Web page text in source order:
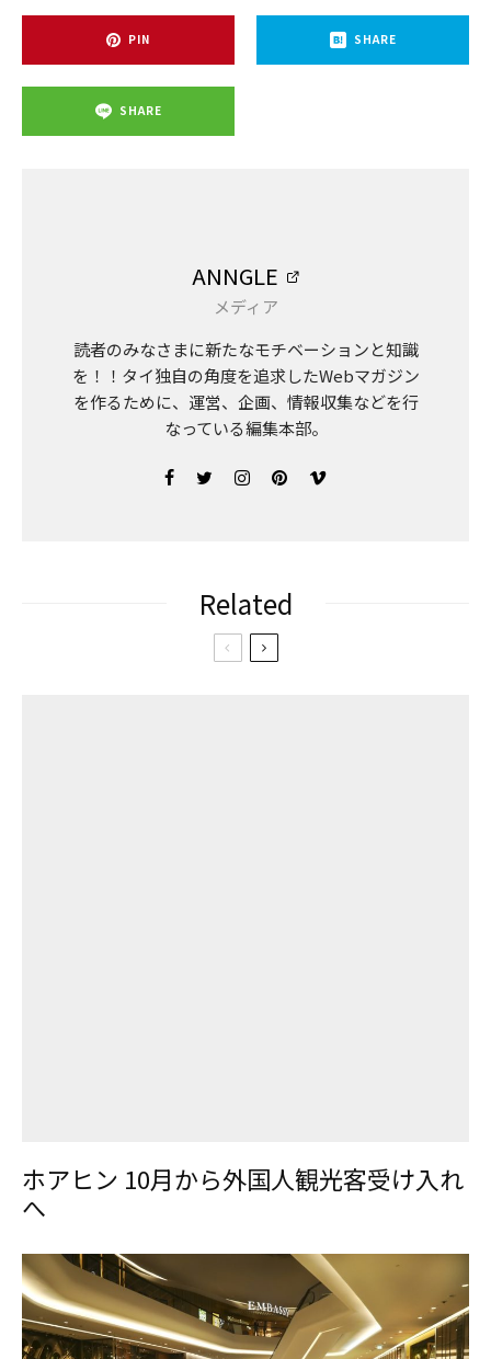
PIN SHARE
SHARE
ANNGLE
メディア
読者のみなさまに新たなモチベーションと知識
を！！タイ独自の角度を追求したWebマガジン
を作るために、運営、企画、情報収集などを行
なっている編集本部。
Related
ホアヒン 10月から外国人観光客受け入れ
へ